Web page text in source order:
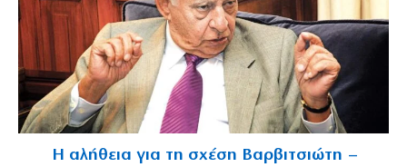
Η αλήθεια για τη σχέση Βαρβιτσιώτη –